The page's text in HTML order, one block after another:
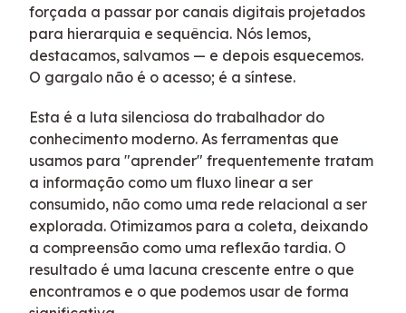
forçada a passar por canais digitais projetados
para hierarquia e sequência. Nós lemos,
destacamos, salvamos — e depois esquecemos.
O gargalo não é o acesso; é a síntese.
Esta é a luta silenciosa do trabalhador do
conhecimento moderno. As ferramentas que
usamos para "aprender" frequentemente tratam
a informação como um fluxo linear a ser
consumido, não como uma rede relacional a ser
explorada. Otimizamos para a coleta, deixando
a compreensão como uma reflexão tardia. O
resultado é uma lacuna crescente entre o que
encontramos e o que podemos usar de forma